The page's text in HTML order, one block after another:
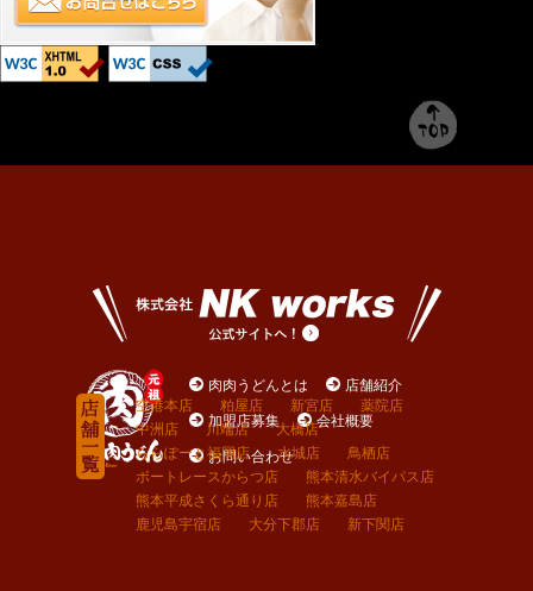
肉肉うどんとは 店舗紹介
加盟店募集 会社概要
お問い合わせ
空港本店 粕屋店 新宮店
薬院店
中洲店
川端店
大橋店
ららぽーと福岡店
水城店
鳥栖店
ボートレースからつ店
熊本清水バイパス店
熊本平成さくら通り店
熊本嘉島店
鹿児島宇宿店
大分下郡店 新下関店